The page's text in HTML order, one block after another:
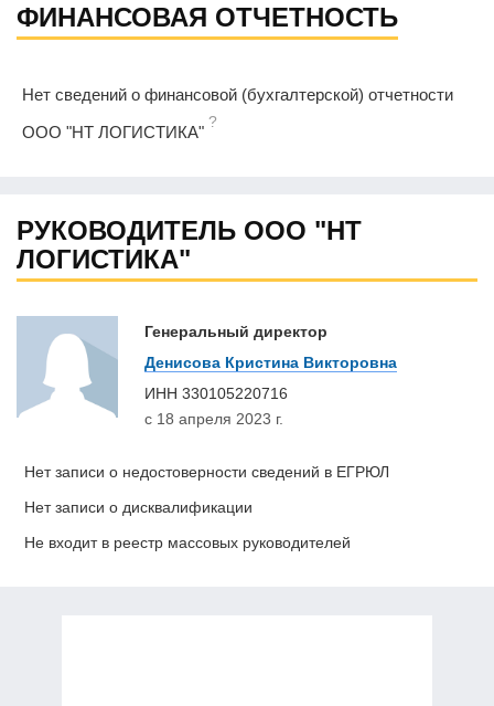
ФИНАНСОВАЯ ОТЧЕТНОСТЬ
Нет сведений о финансовой (бухгалтерской) отчетности
ООО "НТ ЛОГИСТИКА"
?
РУКОВОДИТЕЛЬ ООО "НТ
ЛОГИСТИКА"
Генеральный директор
Денисова Кристина Викторовна
ИНН 330105220716
с 18 апреля 2023 г.
Нет записи о недостоверности сведений в ЕГРЮЛ
Нет записи о дисквалификации
Не входит в реестр массовых руководителей